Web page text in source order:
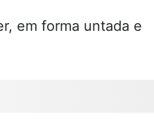
em forma untada e